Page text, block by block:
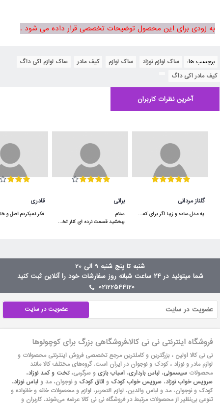
به زودی برای این محصول توضیحات تخصصی قرار داده می شود .
برچسب ها: ساک لوازم نوزاد ساک لوازم کیف مادر ساک لوازم اکی داگ
کیف مادر اکی داگ
آخرین نظرات کاربران
گلناز مردانی
یه مدل ساده و زیبا اگر برای کمد سه دربش جا داشته باشید خیلی هم کاربردی میشه
براتی
ببخشید قسمت نرده ای کنار تخت توسط لولا بالا پایین میشه یا ثابته؟سلام بالا پایین میشه
قادری
شنبه تا پنج شنبه 9 الی 20
شما میتونید در ۲۴ ساعت شبانه روز سفارشات خود را آنلاین ثبت کنید
02122544120
عضویت در سایت
فروشگاه اینترنتی نی نی کالا،فروشگاهی بزرگ برای کوچولوها
نی نی کالا اولین ، بزرگترین و کاملترین مرجع تخصصی فروش اینترنتی محصولات و
لوازم مادر و نوزاد ، کودک و نوجوان در ایران است. گروه‏‏‌های مختلف کالا مانند
محصولات سیسمونی، لباس بارداری، اسباب بازی و سرگرمی،تخت و کمد نوزاد،
سرویس خواب نوزاد، سرویس خواب کودک و اتاق کودک و نوجوان، مد و لباس نوزاد،
کودک و نوجوان، مد و لباس والدین، لوازم التحریر، لوازم و محصولات خانه و خانواده و
تنوعی بی‌نظیر از محصولات مرتبط در فروشگاه نی نی کالا عرضه می‏‏‏‌شوند. کاربران و